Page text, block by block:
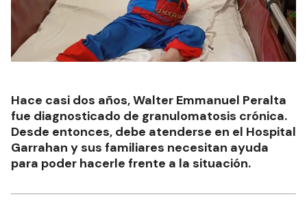
Hace casi dos años, Walter Emmanuel Peralta
fue diagnosticado de granulomatosis crónica.
Desde entonces, debe atenderse en el Hospital
Garrahan y sus familiares necesitan ayuda
para poder hacerle frente a la situación.